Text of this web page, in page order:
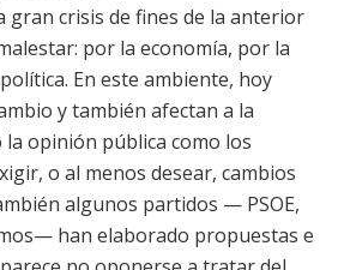
gran crisis de fines de la anterior
por la economía, por la
En este ambiente, hoy
y también afectan a la
opinión pública como los
o al menos desear, cambios
algunos partidos — PSOE,
han elaborado propuestas e